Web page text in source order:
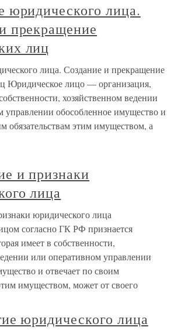
юридического лица.
прекращение
лиц
лица. Создание и прекращение
Юридическое лицо — организация,
хозяйственном ведении
управлении обособленное имущество и
обязательствам этим имуществом, а
и признаки
лица
юридического лица
согласно ГК РФ признается
имеет в собственности,
или оперативном управлении
и отвечает по своим
имуществом, может от своего
юридического лица